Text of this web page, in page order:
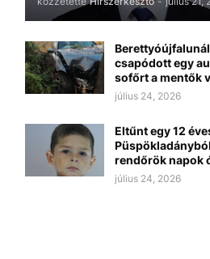
csapódott egy
sofőrt a mentők
július 24, 2026
Eltűnt egy 12
rendőrök napok
július 24, 2026